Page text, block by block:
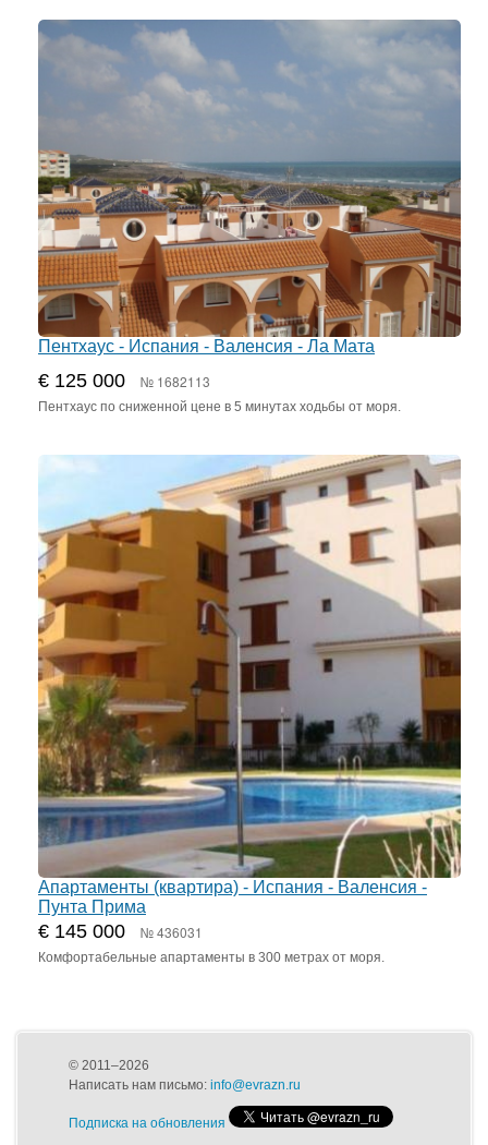
Пентхаус - Испания - Валенсия - Ла Мата
€ 125 000 № 1682113
Пентхаус по сниженной цене в 5 минутах ходьбы от моря.
Апартаменты (квартира) - Испания - Валенсия -
Пунта Прима
€ 145 000 № 436031
Комфортабельные апартаменты в 300 метрах от моря.
© 2011–2026
Написать нам письмо: info@evrazn.ru
Подписка на обновления